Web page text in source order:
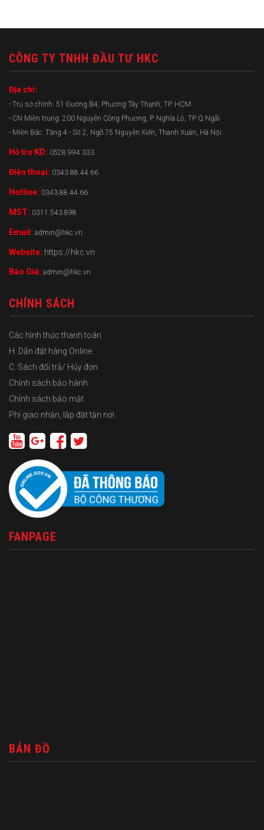
CÔNG TY TNHH ĐẦU TƯ HKC
Địa chỉ:
- Trụ sở chính: 51 Đường B4, Phường Tây Thạnh, TP. HCM
- CN Miền trung: 200 Nguyễn Công Phương, P. Nghĩa Lộ, TP Q.Ngãi
- Miền Bắc: Tầng 4 - Số 2, Ngõ 75 Nguyễn Xiển, Thanh Xuân, Hà Nội
Hỗ trợ KD: 0528.994.333
Điện thoại: 0343.88.44.66
Hotline: 0343.88.44.66
MST: 0311.543.898
Email: admin@hkc.vn
Website: https://hkc.vn
Báo Giá: admin@hkc.vn
CHÍNH SÁCH
Các hình thức thanh toán
H. Dẫn đặt hàng Online
C. Sách đổi trả/ Hủy đơn
Chính sách bảo hành
Chính sách bảo mật
Phí giao nhận, lắp đặt tận nơi.
FANPAGE
BẢN ĐỒ